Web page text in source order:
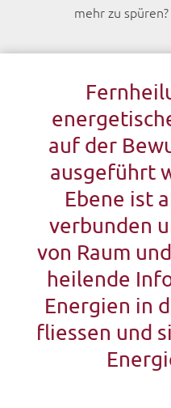
mehr zu spüren?
auf der
ausgeführt
Ebene ist
verbunden
von Raum
heilende
Energien in
fliessen und